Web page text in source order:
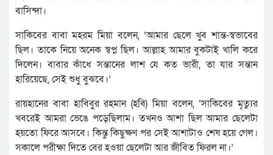
বাসিন্দা।
সাকিবের বাবা মহরম মিয়া বলেন, ‘আমার ছেলে খুব শান্ত-স্বভাবের
ছিল। তাকে নিয়ে অনেক স্বপ্ন ছিল। আল্লাহ আমার বুকটাই খালি করে
দিলেন। বাবার কাঁধে সন্তানের লাশ যে কত ভারী, তা যার সন্তান
হারিয়েছে, সেই শুধু বুঝবে।’
রায়হানের বাবা হাবিবুর রহমান (হবি) মিয়া বলেন, ‘সাকিবের মৃত্যুর
খবরেই আমরা ভেঙে পড়েছিলাম। তখনও আশা ছিল আমার ছেলেটা
হয়তো ফিরে আসবে। কিন্তু কিছুক্ষণ পর সেই আশাটাও শেষ হয়ে গেল।
সকালে পরীক্ষা দিতে বের হওয়া ছেলেটা আর জীবিত ফিরল না।’